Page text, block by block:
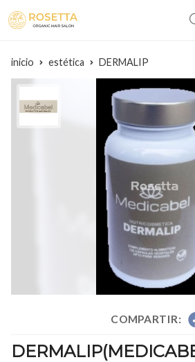
inicio estética DERMALIP
COMPARTIR:
DERMALIP